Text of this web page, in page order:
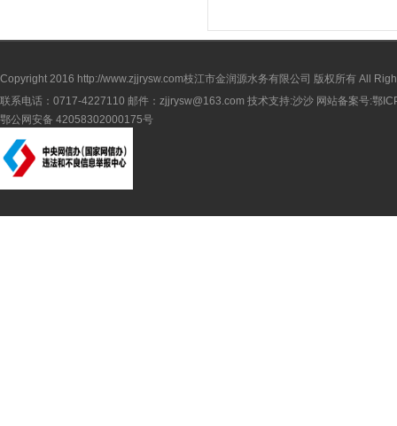
Copyright 2016 http://www.zjjrysw.com枝江市金润源水务有限公司 版权所有 All
联系电话：0717-4227110 邮件：zjjrysw@163.com 技术支持:沙沙 网站备案号:鄂
鄂公网安备 42058302000175号